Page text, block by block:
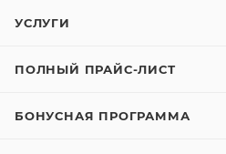
УСЛУГИ
ПОЛНЫЙ ПРАЙС-ЛИСТ
БОНУСНАЯ ПРОГРАММА